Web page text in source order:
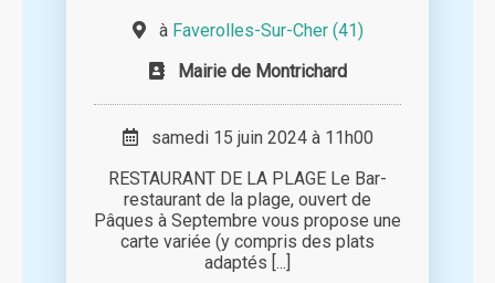
à Faverolles-Sur-Cher (41)
Mairie de Montrichard
samedi 15 juin 2024 à 11h00
RESTAURANT DE LA PLAGE Le Bar-
restaurant de la plage, ouvert de
Pâques à Septembre vous propose une
carte variée (y compris des plats
adaptés [...]